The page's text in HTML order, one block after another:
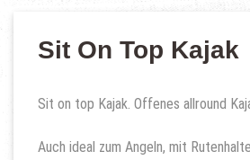
Sit On Top Kajak
Sit on top Kajak. Offenes allround
Auch ideal zum Angeln, mit